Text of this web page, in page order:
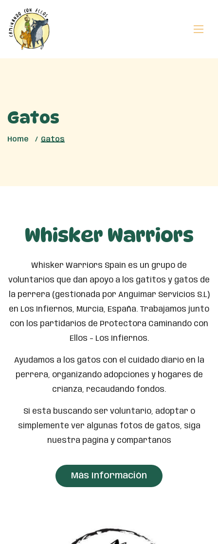
Gatos
Home Gatos
Whisker Warriors
Whisker Warriors Spain es un grupo de
voluntarios que dan apoyo a los gatitos y gatos de
la perrera (gestionada por Anguimar Servicios S.L)
en Los Infiernos, Murcia, España. Trabajamos junto
con los partidarios de Protectora Caminando con
Ellos – Los Infiernos.
Ayudamos a los gatos con el cuidado diario en la
perrera, organizando adopciones y hogares de
crianza, recaudando fondos.
Si está buscando ser voluntario, adoptar o
simplemente ver algunas fotos de gatos, siga
nuestra página y compártanos
Más Información